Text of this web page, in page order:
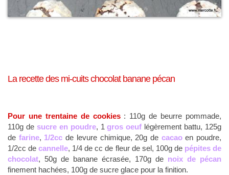
La recette des mi-cuits chocolat banane pécan
Pour une trentaine de cookies: 110g de beurre pommade,
110g de sucre en poudre, 1gros oeuf légèrement battu, 125g
de farine, 1/2cc de levure chimique, 20g decacaoen poudre,
1/2cc decannelle, 1/4 de cc de fleur de sel, 100g depépites de
chocolat, 50g de banane écrasée, 170g de noix de pécan
finement hachées, 100g de sucre glace pour la finition.